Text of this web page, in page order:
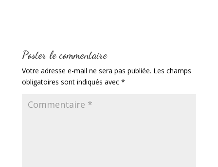
Poster le commentaire
Votre adresse e-mail ne sera pas publiée. Les champs
obligatoires sont indiqués avec *